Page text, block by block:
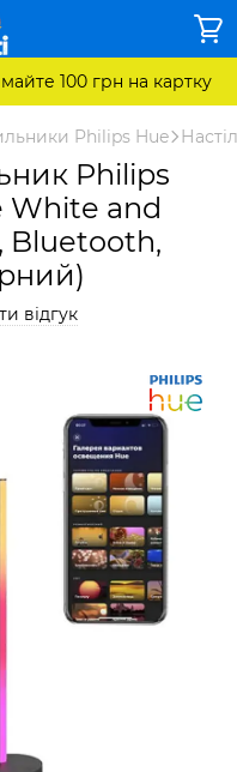
100 грн на картку
Philips Hue
Philips
White and
Bluetooth,
відгук